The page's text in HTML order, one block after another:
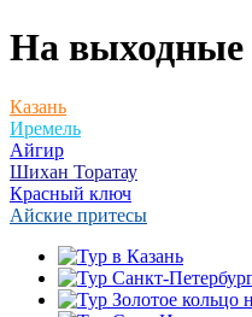
На выходные
Казань
Иремель
Айгир
Шихан Торатау
Красный ключ
Айские притесы